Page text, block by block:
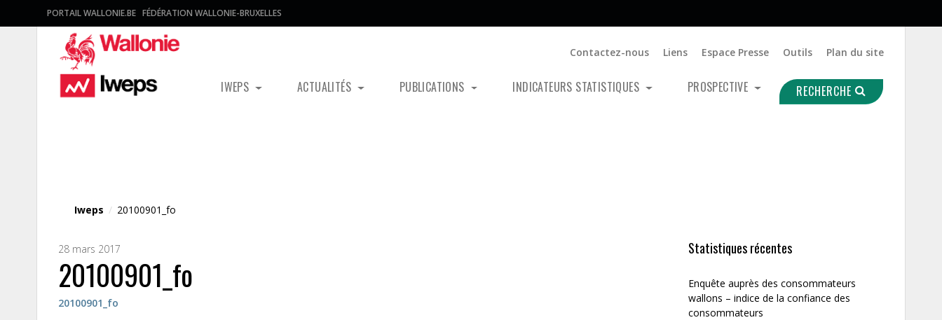
PORTAIL WALLONIE.BE FÉDÉRATION WALLONIE-BRUXELLES
Contactez-nous Liens Espace Presse Outils Plan du site
IWEPS ACTUALITÉS PUBLICATIONS INDICATEURS STATISTIQUES PROSPECTIVE RECHERCHE
Iweps / 20100901_fo
28 mars 2017
20100901_fo
20100901_fo
Statistiques récentes
Enquête auprès des consommateurs
wallons – indice de la confiance des
consommateurs